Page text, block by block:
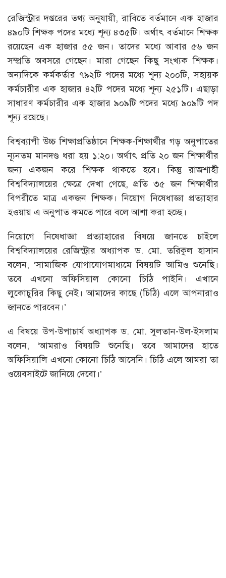
রেজিস্ট্রার দপ্তরের তথ্য অনুযায়ী, রাবিতে বর্তমানে এক হাজার
৪৯০টি শিক্ষক পদের মধ্যে শূন্য ৪৩৫টি। অর্থাৎ বর্তমানে শিক্ষক
রয়েছেন এক হাজার ৫৫ জন। তাদের মধ্যে আবার ৫৬ জন
সম্প্রতি অবসরে গেছেন। মারা গেছেন কিছু সংখ্যক শিক্ষক।
অন্যদিকে কর্মকর্তার ৭৯২টি পদের মধ্যে শূন্য ২০০টি, সহায়ক
কর্মচারীর এক হাজার ৪২টি পদের মধ্যে শূন্য ২৫১টি। এছাড়া
সাধারণ কর্মচারীর এক হাজার ৯০৯টি পদের মধ্যে ৯০৯টি পদ
শূন্য রয়েছে।
বিশ্বব্যাপী উচ্চ শিক্ষাপ্রতিষ্ঠানে শিক্ষক-শিক্ষার্থীর গড় অনুপাতের
ন্যূনতম মানদণ্ড ধরা হয় ১:২০। অর্থাৎ প্রতি ২০ জন শিক্ষার্থীর
জন্য একজন করে শিক্ষক থাকতে হবে। কিন্তু রাজশাহী
বিশ্ববিদ্যালয়ের ক্ষেত্রে দেখা গেছে, প্রতি ৩৫ জন শিক্ষার্থীর
বিপরীতে মাত্র একজন শিক্ষক। নিয়োগ নিষেধাজ্ঞা প্রত্যাহার
হওয়ায় এ অনুপাত কমতে পারে বলে আশা করা হচ্ছে।
নিয়োগে নিষেধাজ্ঞা প্রত্যাহারের বিষয়ে জানতে চাইলে
বিশ্ববিদ্যালয়ের রেজিস্ট্রার অধ্যাপক ড. মো. তরিকুল হাসান
বলেন, ‘সামাজিক যোগাযোগমাধ্যমে বিষয়টি আমিও শুনেছি।
তবে এখনো অফিসিয়াল কোনো চিঠি পাইনি। এখানে
লুকোচুরির কিছু নেই। আমাদের কাছে (চিঠি) এলে আপনারাও
জানতে পারবেন।’
এ বিষয়ে উপ-উপাচার্য অধ্যাপক ড. মো. সুলতান-উল-ইসলাম
বলেন, ‘আমরাও বিষয়টি শুনেছি। তবে আমাদের হাতে
অফিসিয়ালি এখনো কোনো চিঠি আসেনি। চিঠি এলে আমরা তা
ওয়েবসাইটে জানিয়ে দেবো।’